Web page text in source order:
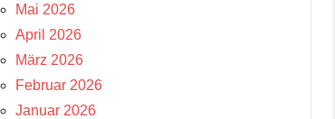
Mai 2026
April 2026
März 2026
Februar 2026
Januar 2026